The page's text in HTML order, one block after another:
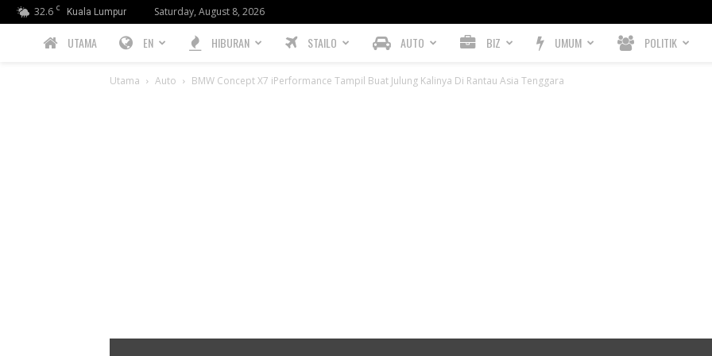
32.6 C Kuala Lumpur Saturday, August 8, 2026
PREBIU.com
UTAMA EN HIBURAN STAILO AUTO BIZ UMUM POLITIK
Utama Auto BMW Concept X7 iPerformance Tampil Buat Julung Kalinya Di Rantau Asia Tenggara